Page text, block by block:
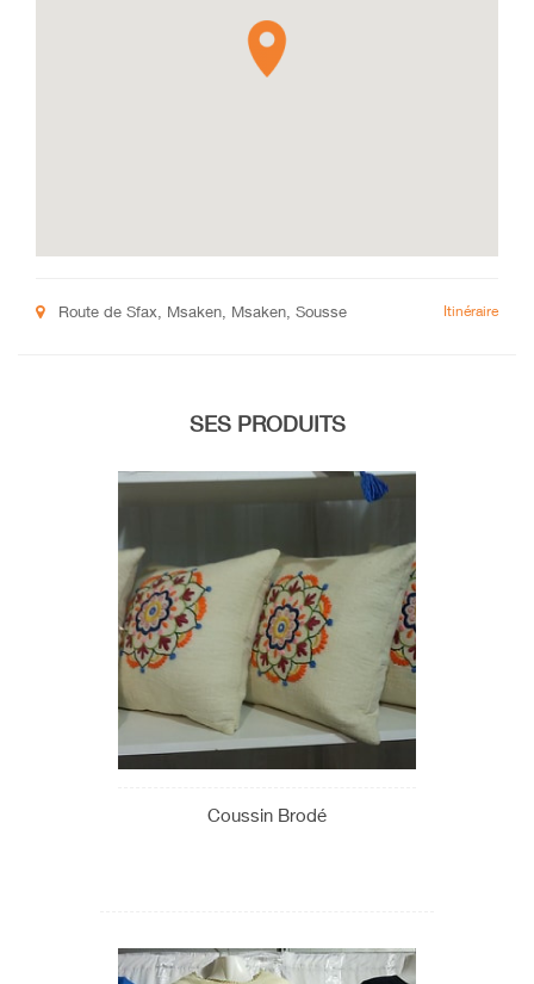
Route de Sfax, Msaken, Msaken, Sousse Itinéraire
SES PRODUITS
Coussin Brodé